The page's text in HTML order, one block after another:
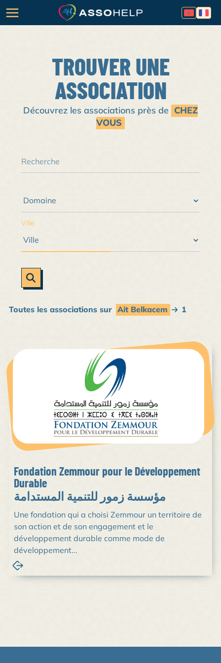
TROUVER UNE
ASSOCIATION
Découvrez les associations près de CHEZ
VOUS
Ville
Toutes les associations sur Ait Belkacem 1
Fondation Zemmour pour le Développement
Durable
مؤسسة زمور للتنمية المستدامة
Une fondation qui a choisi Zemmour un territoire de
son action et de son engagement et le
développement durable comme mode de
développement...